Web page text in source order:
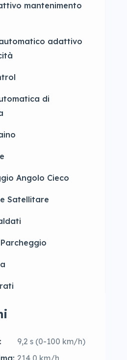
mantenimento
adattivo
di
Angolo Cieco
Satellitare
9,2 s (0-100 km/h)
214,0 km/h